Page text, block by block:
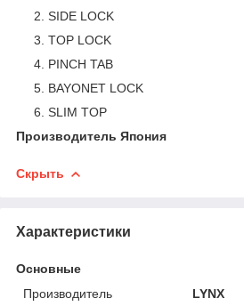
SIDE LOCK
TOP LOCK
PINCH TAB
BAYONET LOCK
SLIM TOP
Производитель Япония
Скрыть
Характеристики
Основные
Производитель
LYNX